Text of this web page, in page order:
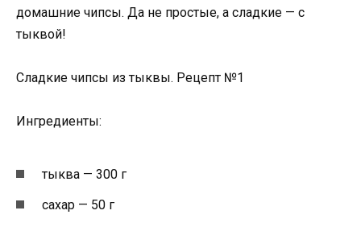
домашние чипсы. Да не простые, а сладкие — с
тыквой!
Сладкие чипсы из тыквы. Рецепт №1
Ингредиенты:
тыква — 300 г
сахар — 50 г